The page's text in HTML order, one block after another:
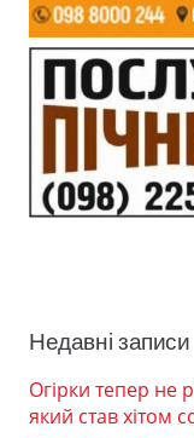
Недавні записи
Огірки тепер не
який став хітом